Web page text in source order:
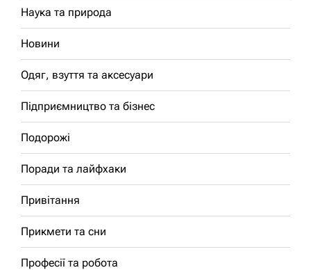
Наука та природа
Новини
Одяг, взуття та аксесуари
Підприємництво та бізнес
Подорожі
Поради та лайфхаки
Привітання
Прикмети та сни
Професії та робота